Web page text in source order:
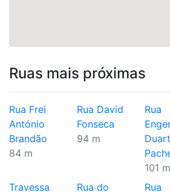
Ruas mais próximas
Rua Frei
António
Brandão
84 m
Rua David
Fonseca
94 m
Rua
101 m
Travessa
Rua do
Rua